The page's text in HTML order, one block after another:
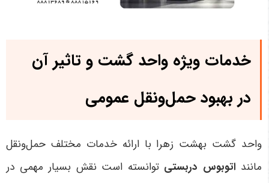
خدمات ویژه واحد گشت و تاثیر آن
در بهبود حمل‌ونقل عمومی
واحد گشت بهشت زهرا با ارائه خدمات مختلف حمل‌ونقل
مانند اتوبوس دربستی توانسته است نقش بسیار مهمی در